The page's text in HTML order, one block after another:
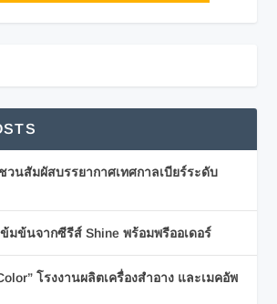
วนสัมผัสบรรยากาศเทศกาลเบียร์ระดับ
ข้มข้นจากซีรีส์ Shine พร้อมพรีออเดอร์
โรงงานผลิตเครื่องสำอาง และเมคอัพ